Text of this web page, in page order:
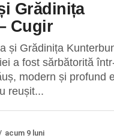
Grădinița
Cugir
și Grădinița
a fost sărbătorită
modern și profund
reușit...
acum 9 luni